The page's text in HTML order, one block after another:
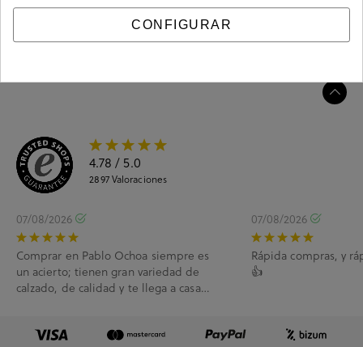
Ciudados y limpieza
Información del producto
4.78 / 5.0
2897Valoraciones
07/08/2026
Comprar en Pablo Ochoa siempre es
un acierto; tienen gran variedad de
calzado, de calidad y te llega a casa
07/08/2026
Rápida compras, y
👍
CONFIGURAR